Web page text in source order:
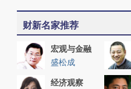
财新名家推荐
宏观与金融
盛松成
经济观察